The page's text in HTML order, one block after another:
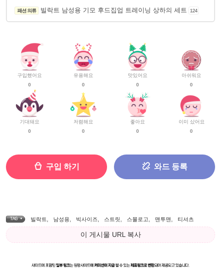
패션 의류 빌락트 남성용 기모 후드집업 트레이닝 상하의 세트 124
구입했어요
0
기대돼요
0
유용해요
0
저렴해요
0
맛있어요
0
좋아요
0
아쉬워요
0
이미 샀어요
0
구입 하기 와드 등록
TAG • 빌락트 남성용 빅사이즈 스트릿 스몰로고 맨투맨 티셔츠
이 게시물 URL 복사